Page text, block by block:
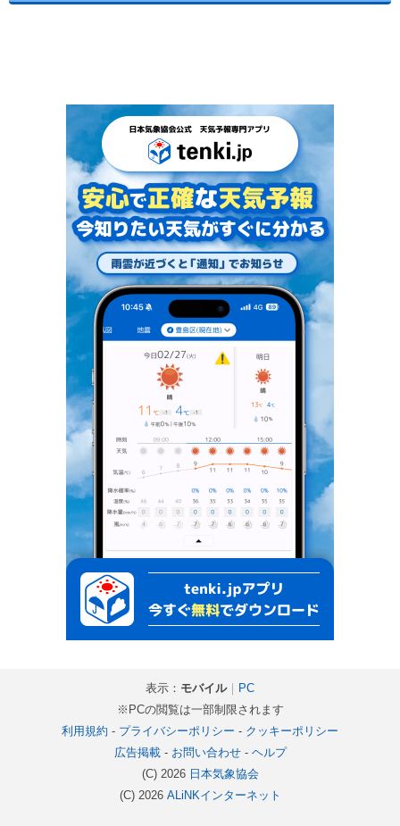
表示： モバイル｜
PC
※PCの閲覧は一部制限されます
利用規約 - プライバシーポリシー - クッキーポリシー
広告掲載- お問い合わせ- ヘルプ
(C) 2026 日本気象協会
(C) 2026 ALiNKインターネット